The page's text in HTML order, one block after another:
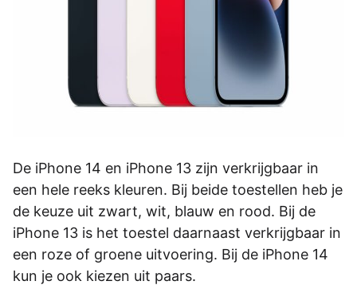
De iPhone 14 en iPhone 13 zijn verkrijgbaar in
een hele reeks kleuren. Bij beide toestellen heb je
de keuze uit zwart, wit, blauw en rood. Bij de
iPhone 13 is het toestel daarnaast verkrijgbaar in
een roze of groene uitvoering. Bij de iPhone 14
kun je ook kiezen uit paars.